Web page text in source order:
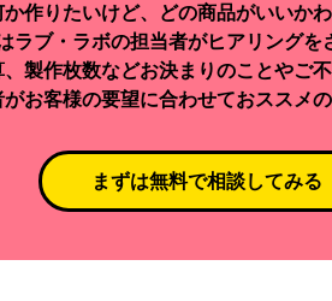
か作りたいけど、どの商品がいいか
ラブ・ラボの担当者がヒアリングを
製作枚数などお決まりのことやご
お客様の要望に合わせておススメ
まずは無料で相談してみる